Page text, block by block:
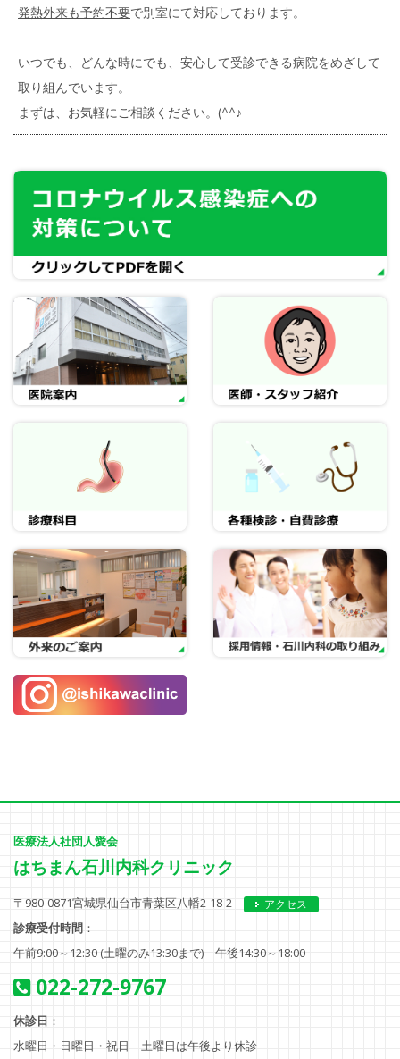
発熱外来も予約不要で別室にて対応しております。
いつでも、どんな時にでも、安心して受診できる病院をめざして
取り組んでいます。
まずは、お気軽にご相談ください。(^^♪
医療法人社団人愛会
はちまん石川内科クリニック
〒980-0871宮城県仙台市青葉区八幡2-18-2
アクセス
診療受付時間 ：
午前9:00～12:30 (土曜のみ13:30まで) 午後14:30～18:00
022-272-9767
休診日 ：
水曜日・日曜日・祝日 土曜日は午後より休診